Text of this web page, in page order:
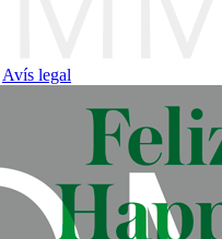
Avís legal